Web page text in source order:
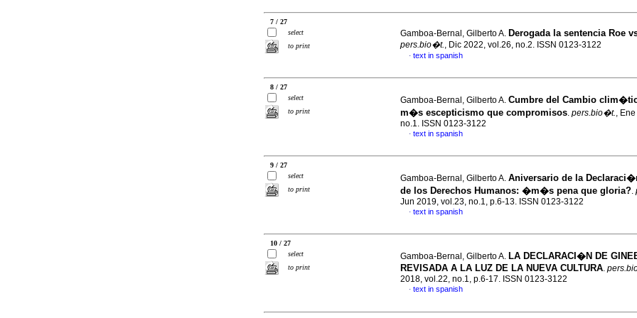
7 / 27
select
to print
Gamboa-Bernal, Gilberto A. Derogada la sentencia Roe
pers.bio�t., Dic 2022, vol.26, no.2. ISSN 0123-3122
· text in spanish
8 / 27
select
to print
Gamboa-Bernal, Gilberto A. Cumbre del Cambio
m�s escepticismo que compromisos. pers.bio�t.,
no.1. ISSN 0123-3122
· text in spanish
9 / 27
select
to print
Gamboa-Bernal, Gilberto A. Aniversario de la
de los Derechos Humanos: �m�s pena que gloria?.
Jun 2019, vol.23, no.1, p.6-13. ISSN 0123-3122
· text in spanish
10 / 27
select
to print
Gamboa-Bernal, Gilberto A. LA DECLARACI�N DE
REVISADA A LA LUZ DE LA NUEVA CULTURA.
2018, vol.22, no.1, p.6-17. ISSN 0123-3122
· text in spanish